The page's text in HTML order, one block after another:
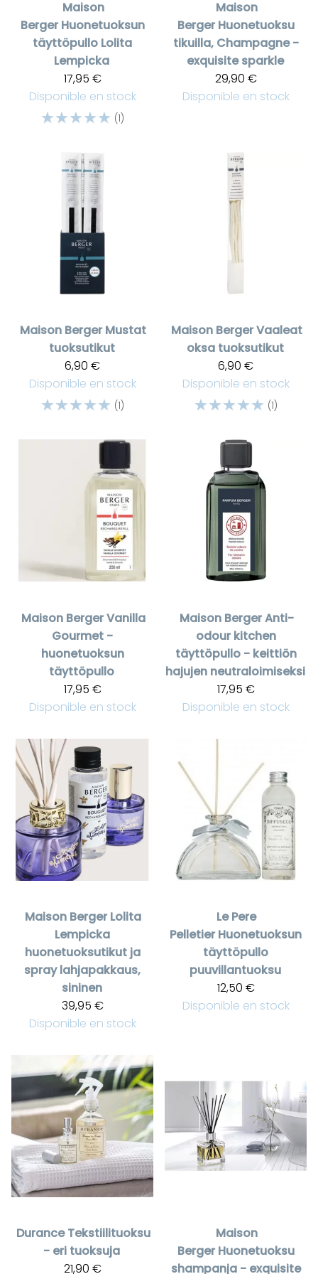
Maison
Berger Huonetuoksun
täyttöpullo Lolita
Lempicka
17,95 €
Disponible en stock
☆☆☆☆☆ (1)
Maison
Berger Huonetuoksu
tikuilla, Champagne -
exquisite sparkle
29,90 €
Disponible en stock
Maison Berger Mustat
tuoksutikut
6,90 €
Disponible en stock
☆☆☆☆☆ (1)
Maison BergerVaaleat
oksa tuoksutikut
6,90 €
Disponible en stock
☆☆☆☆☆ (1)
Maison BergerVanilla
Gourmet -
huonetuoksun
täyttöpullo
17,95 €
Disponible en stock
Maison BergerAnti-
odour kitchen
täyttöpullo - keittiön
hajujen neutraloimiseksi
17,95 €
Disponible en stock
Maison Berger Lolita
Lempicka
huonetuoksutikut ja
spray lahjapakkaus,
sininen
39,95 €
Disponible en stock
Le Pere
Pelletier Huonetuoksun
täyttöpullo
puuvillantuoksu
12,50 €
Disponible en stock
Durance Tekstiilituoksu
- eri tuoksuja
21,90 €
Maison
Berger Huonetuoksu
shampanja - exquisite